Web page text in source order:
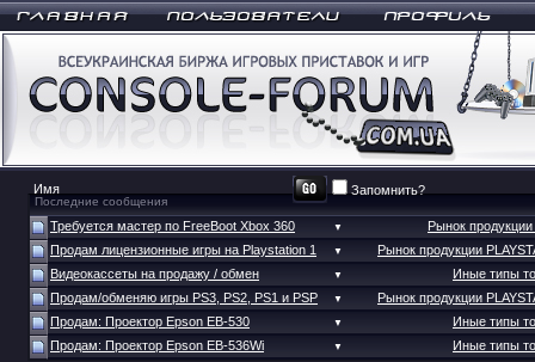
Запомнить?
Последние сообщения
Требуется мастер по FreeBoot Xbox 360 ▼
Рынок продукции
Продам лицензионные игры на Playstation 1
▼
Рынок продукции
Видеокассеты на продажу / обмен
▼
Иные типы
Продам/обменяю игры PS3, PS2, PS1 и PSP
▼
Рынок продукции
Продам: Проектор Epson EB-530
▼
Иные типы
Продам: Проектор Epson EB-536Wi
▼ Иные типы